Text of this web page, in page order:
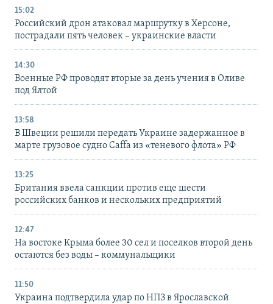
15:02
Российский дрон атаковал маршрутку в Херсоне,
пострадали пять человек – украинские власти
14:30
Военные РФ проводят вторые за день учения в Оливе
под Ялтой
13:58
В Швеции решили передать Украине задержанное в
марте грузовое судно Caffa из «теневого флота» РФ
13:25
Британия ввела санкции против еще шести
российских банков и нескольких предприятий
12:47
На востоке Крыма более 30 сел и поселков второй день
остаются без воды – коммунальщики
11:50
Украина подтвердила удар по НПЗ в Ярославской